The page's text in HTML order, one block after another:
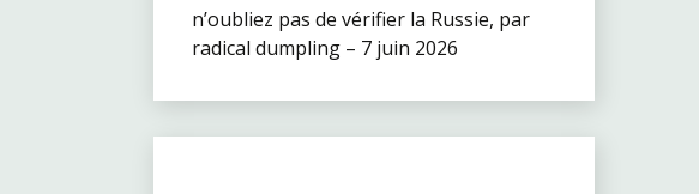
n’oubliez pas de vérifier la Russie, par
radical dumpling – 7 juin 2026